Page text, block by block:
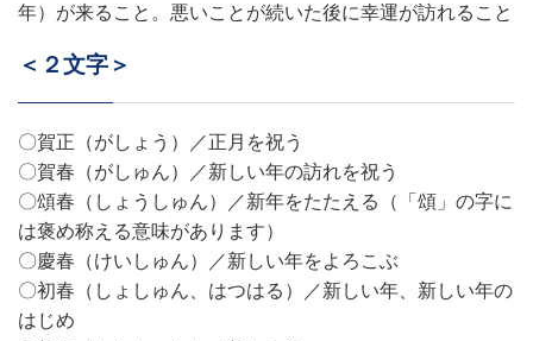
年）が来ること。悪いことが続いた後に幸運が訪れること
＜２文字＞
〇賀正（がしょう）／正月を祝う
〇賀春（がしゅん）／新しい年の訪れを祝う
〇頌春（しょうしゅん）／新年をたたえる（「頌」の字に
は褒め称える意味があります）
〇慶春（けいしゅん）／新しい年をよろこぶ
〇初春（しょしゅん、はつはる）／新しい年、新しい年の
はじめ